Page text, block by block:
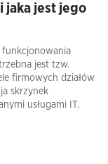
jaka jest jego
funkcjonowania
jest tzw.
firmowych działów
skrzynek
usługami IT.